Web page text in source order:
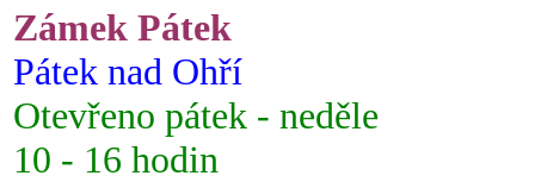
Zámek Pátek
Pátek nad Ohří
Otevřeno pátek - neděle
10 - 16 hodin